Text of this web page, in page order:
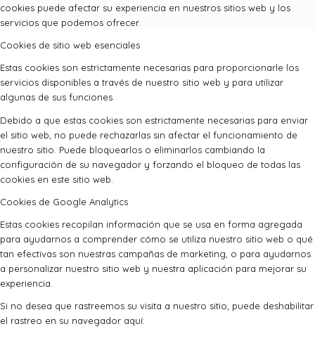
cookies puede afectar su experiencia en nuestros sitios web y los
servicios que podemos ofrecer.
Cookies de sitio web esenciales
Estas cookies son estrictamente necesarias para proporcionarle los
servicios disponibles a través de nuestro sitio web y para utilizar
algunas de sus funciones.
Debido a que estas cookies son estrictamente necesarias para enviar
el sitio web, no puede rechazarlas sin afectar el funcionamiento de
nuestro sitio. Puede bloquearlos o eliminarlos cambiando la
configuración de su navegador y forzando el bloqueo de todas las
cookies en este sitio web.
Cookies de Google Analytics
Estas cookies recopilan información que se usa en forma agregada
para ayudarnos a comprender cómo se utiliza nuestro sitio web o qué
tan efectivas son nuestras campañas de marketing, o para ayudarnos
a personalizar nuestro sitio web y nuestra aplicación para mejorar su
experiencia.
Si no desea que rastreemos su visita a nuestro sitio, puede deshabilitar
el rastreo en su navegador aquí: